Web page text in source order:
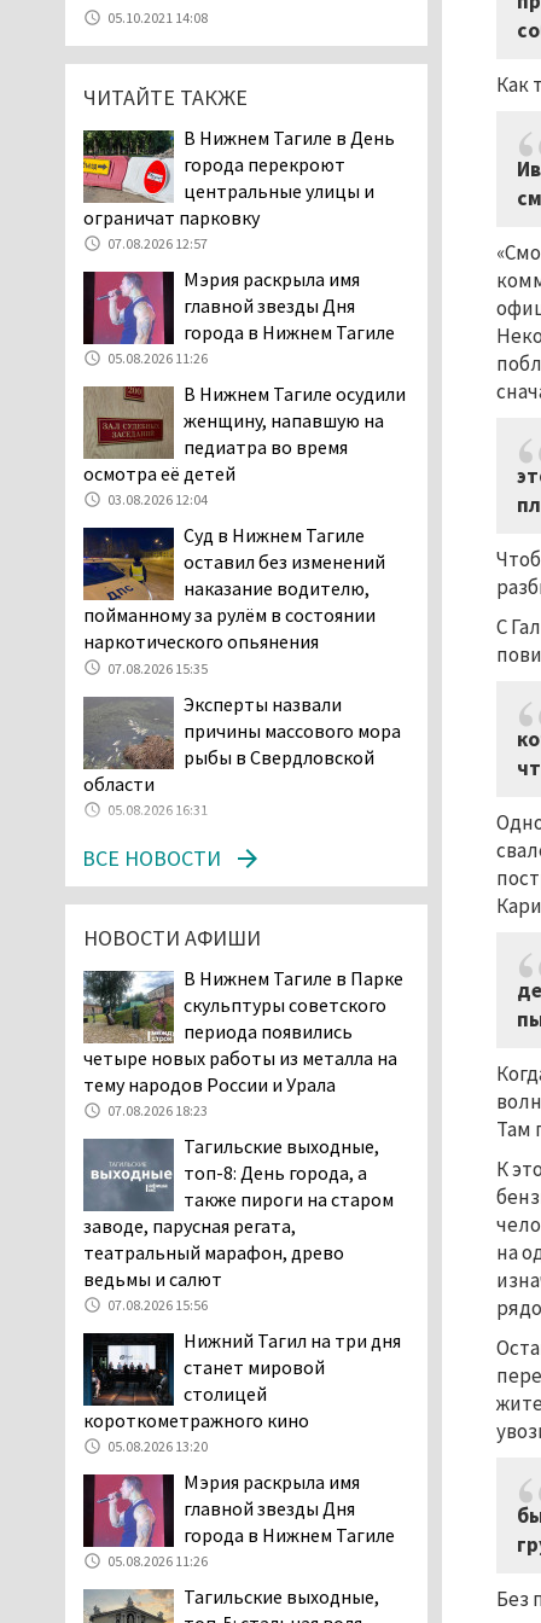
Как
С
Там
К
на
Без
уголовное дело о
мошенничестве при
строительстве ИЖС в Нижнем
Тагиле
Екатеринбург подвергся
атаке БПЛА, восемь из
них были сбиты, три
упали на крышу логистического
07.08.2026 11:28
Тагильские спасатели
помогли заблудившемуся
дорогу домой
06.08.2026 16:28
Прокуратура
Дзержинского района
возбудила административное дело в
отношении «Водоканала-НТ» из-за
отсутствия холодной воды
06.08.2026 15:42
Двое детей пострадали
рельсов в Нижнем Тагиле
06.08.2026 14:25
Правительство РФ
разрешило производство
«Евро-2», в котором содержание
серы в 10 раз выше, чем в топливе
«Евро-5». Это опасно для здоровья и
повышает износ автомобиля
больнице № 3 Нижнего
Тагила опровергли
обвинения родителей, которые
заявили, что их дочь в палате
06.08.2026 13:02
В Нижнем Тагиле на три
дня запретят
электросамокаты
«Я уверен, это бельевая
вошь». Родители 10-
летней девочки
пожаловались на кровососущих
паразитов, которые искусали их
ребёнка в детской больнице
05.08.2026 17:59
Директора уральского
предприятия по
«Упырь» подорвали в автомобиле
05.10.2021 14:08
ЧИТАЙТЕ ТАКЖЕ
В Нижнем Тагиле в День
города перекроют
центральные улицы и
ограничат парковку
07.08.2026 12:57
Мэрия раскрыла имя
главной звезды Дня
города в Нижнем Тагиле
05.08.2026 11:26
В Нижнем Тагиле осудили
женщину, напавшую на
педиатра во время
осмотра её детей
03.08.2026 12:04
Суд в Нижнем Тагиле
оставил без изменений
наказание водителю,
пойманному за рулём в состоянии
наркотического опьянения
07.08.2026 15:35
Эксперты назвали
причины массового мора
рыбы в Свердловской
области
05.08.2026 16:31
ВСЕ НОВОСТИ
НОВОСТИ АФИШИ
В Нижнем Тагиле в Парке
скульптуры советского
периода появились
четыре новых работы из металла на
тему народов России и Урала
07.08.2026 18:23
Тагильские выходные,
топ-8: День города, а
также пироги на старом
заводе, парусная регата,
театральный марафон, древо
ведьмы и салют
07.08.2026 15:56
Нижний Тагил на три дня
станет мировой
столицей
короткометражного кино
05.08.2026 13:20
Мэрия раскрыла имя
главной звезды Дня
города в Нижнем Тагиле
05.08.2026 11:26
Тагильские выходные,